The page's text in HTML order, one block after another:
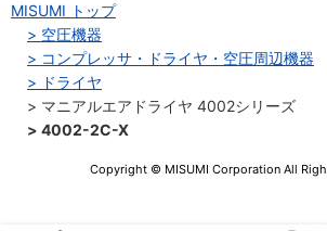
MISUMI トップ
空圧機器
コンプレッサ・ドライヤ・空圧周辺機器
ドライヤ
マニアルエアドライヤ 4002シリーズ
4002-2C-X
Copyright © MISUMI Corporation All